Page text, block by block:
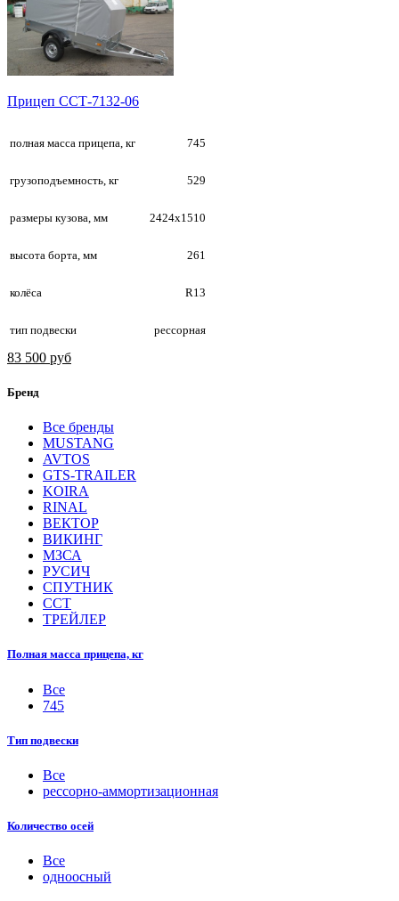
Прицеп ССТ-7132-06
полная масса прицепа, кг 745
грузоподъемность, кг 529
размеры кузова, мм 2424х1510
высота борта, мм 261
колёса R13
тип подвески рессорная
83 500 руб
Бренд
Все бренды
MUSTANG
AVTOS
GTS-TRAILER
KOIRA
RINAL
ВЕКТОР
ВИКИНГ
МЗСА
РУСИЧ
СПУТНИК
ССТ
ТРЕЙЛЕР
Полная масса прицепа, кг
Все
745
Тип подвески
Все
рессорно-аммортизационная
Количество осей
Все
одноосный